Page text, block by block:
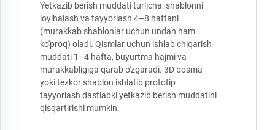
Yetkazib berish muddati turlicha: shablonni
loyihalash va tayyorlash 4–8 haftani
(murakkab shablonlar uchun undan ham
ko'proq) oladi. Qismlar uchun ishlab chiqarish
muddati 1–4 hafta, buyurtma hajmi va
murakkabligiga qarab o'zgaradi. 3D bosma
yoki tezkor shablon ishlatib prototip
tayyorlash dastlabki yetkazib berish muddatini
qisqartirishi mumkin.